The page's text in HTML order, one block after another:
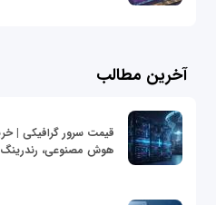
آخرین مطالب
هوش مصنوعی، رندرینگ